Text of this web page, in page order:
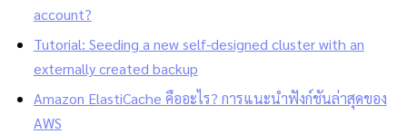
account?
Tutorial: Seeding a new self-designed cluster with an
externally created backup
Amazon ElastiCache คืออะไร? การแนะนำฟังก์ชันล่าสุดของ
AWS